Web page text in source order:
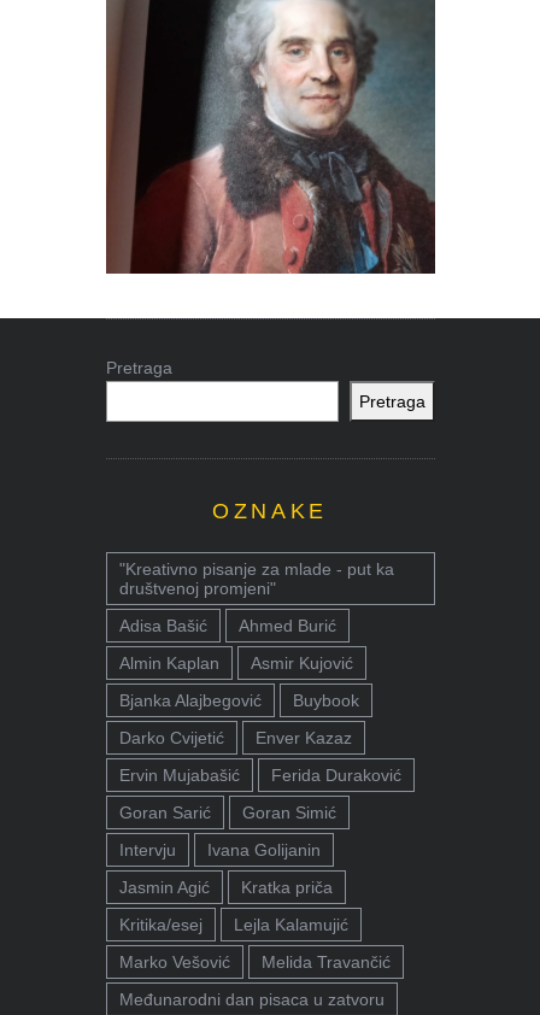
Pretraga
Pretraga
OZNAKE
"Kreativno pisanje za mlade - put ka
društvenoj promjeni"
Adisa Bašić
Ahmed Burić
Almin Kaplan
Asmir Kujović
Bjanka Alajbegović
Buybook
Darko Cvijetić
Enver Kazaz
Ervin Mujabašić
Ferida Duraković
Goran Sarić
Goran Simić
Intervju
Ivana Golijanin
Jasmin Agić
Kratka priča
Kritika/esej
Lejla Kalamujić
Marko Vešović
Melida Travančić
Međunarodni dan pisaca u zatvoru